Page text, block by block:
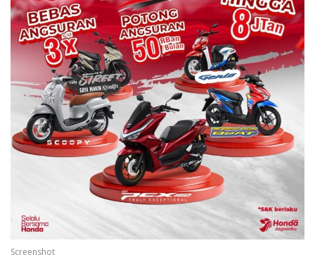
Screenshot